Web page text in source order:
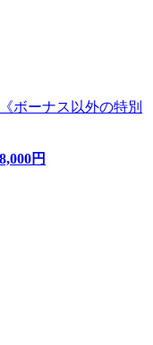
ボーナス以外の特別
円